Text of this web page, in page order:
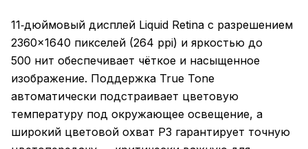
11‑дюймовый дисплей Liquid Retina с разрешением
2360×1640 пикселей (264 ppi) и яркостью до
500 нит обеспечивает чёткое и насыщенное
изображение. Поддержка True Tone
автоматически подстраивает цветовую
температуру под окружающее освещение, а
широкий цветовой охват P3 гарантирует точную